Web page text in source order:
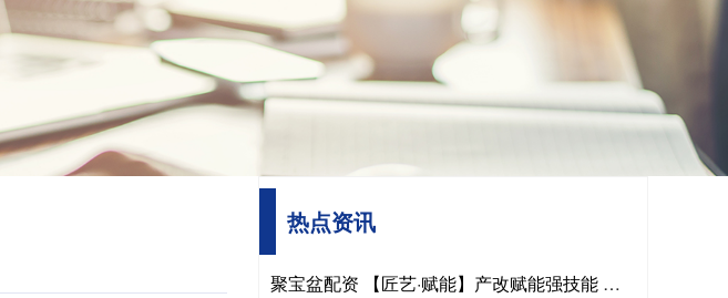
热点资讯
聚宝盆配资 【匠艺·赋能】产改赋能强技能 夜校启航育工匠 —— 石首市企业 “职工夜校” 开班